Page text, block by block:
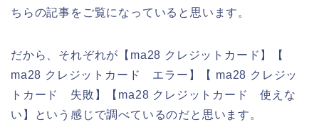
ちらの記事をご覧になっていると思います。
だから、それぞれが【ma28 クレジットカード】【
ma28 クレジットカード エラー】【 ma28 クレジッ
トカード 失敗】【ma28 クレジットカード 使えな
い】という感じで調べているのだと思います。